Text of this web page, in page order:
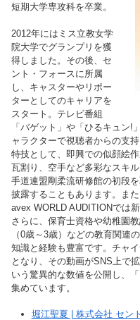
短期大学専攻科を卒業。
2012年にはミス立教女学
院大学でグランプリを獲
得しました。その後、セ
ント・フォースに所属
し、キャスターやリポー
ターとしてのキャリアを
スタート。テレビ番組
「バゲット」や「ひるキュン!
ャラクターで視聴者からの支持
特技として、即興での似顔絵
瓦割り、空手など多彩なスキ
手道連盟剛柔流研修館の初段
披露することもあります。ま
avex WORLD AUDITIONでは
さらに、保育士資格や幼稚園
（0歳～3歳）などの教育関連
知識と経験も豊富です。チャ
となり、その動画がSNS上で
いう驚異的な数値を公開し、
集めています。
堀江聖夏 | 株式会社 セン